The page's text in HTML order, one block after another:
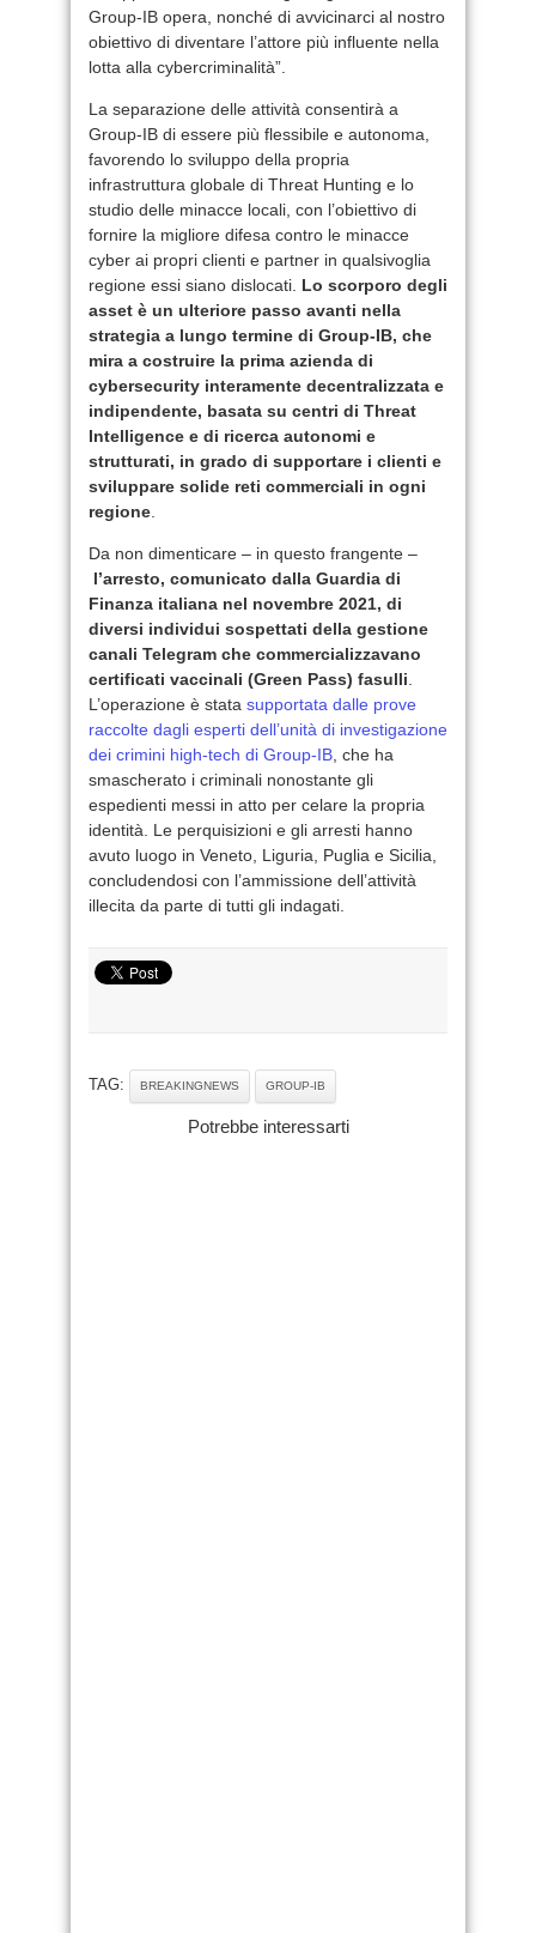
Group-IB opera, nonché di avvicinarci al nostro
obiettivo di diventare l’attore più influente nella
lotta alla cybercriminalità”.
La separazione delle attività consentirà a
Group-IB di essere più flessibile e autonoma,
favorendo lo sviluppo della propria
infrastruttura globale di Threat Hunting e lo
studio delle minacce locali, con l’obiettivo di
fornire la migliore difesa contro le minacce
cyber ai propri clienti e partner in qualsivoglia
regione essi siano dislocati. Lo scorporo degli
asset è un ulteriore passo avanti nella
strategia a lungo termine di Group-IB, che
mira a costruire la prima azienda di
cybersecurity interamente decentralizzata e
indipendente, basata su centri di Threat
Intelligence e di ricerca autonomi e
strutturati, in grado di supportare i clienti e
sviluppare solide reti commerciali in ogni
regione
Da non dimenticare – in questo frangente –
l’arresto, comunicato dalla Guardia di
Finanza italiana nel novembre 2021, di
diversi individui sospettati della gestione
canali Telegram che commercializzavano
certificati vaccinali (Green Pass) fasulli
L’operazione è stata supportata dalle prove
raccolte dagli esperti dell’unità di investigazione
dei crimini high-tech di Group-IB , che ha
smascherato i criminali nonostante gli
espedienti messi in atto per celare la propria
identità. Le perquisizioni e gli arresti hanno
avuto luogo in Veneto, Liguria, Puglia e Sicilia,
concludendosi con l’ammissione dell’attività
illecita da parte di tutti gli indagati.
TAG: BREAKINGNEWS GROUP-IB
Potrebbe interessarti